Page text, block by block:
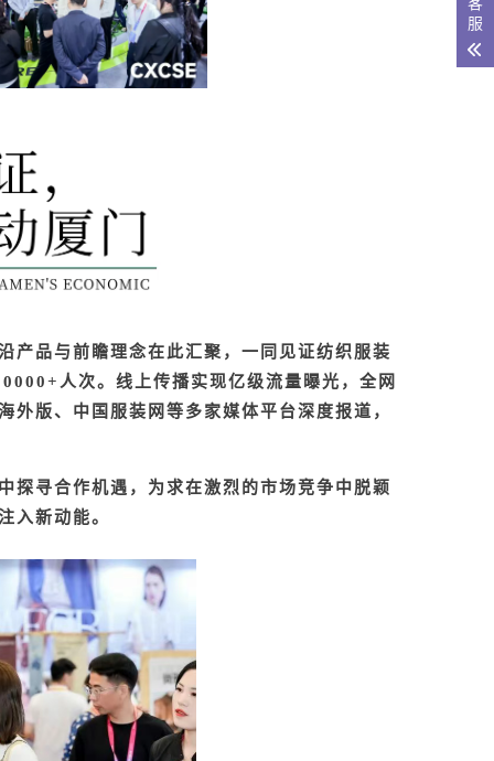
产品与前瞻理念在此汇聚，一同见证纺织服装
人次。线上传播实现亿级流量曝光，全网
版、中国服装网等多家媒体平台深度报道，
探寻合作机遇，为求在激烈的市场竞争中脱颖
入新动能。
服